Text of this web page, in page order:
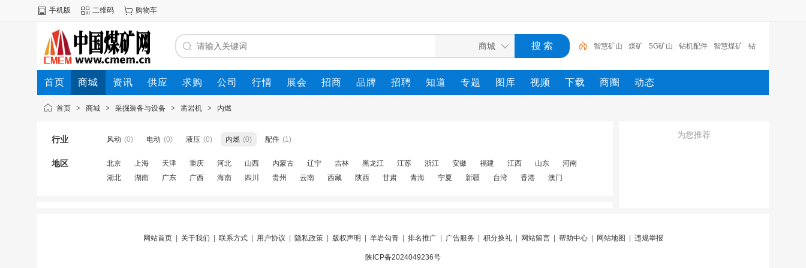
手机版 二维码 购物车
智慧矿山 煤矿 5G矿山 钻机配件 智慧煤矿 钻
支护 劳保用品 风门 传感器
首页 商城 资讯 供应 求购 公司 行情 展会 招商 品牌 招聘 知道 专题 图库 视频 下载 商圈 动态
首页 > 商城 > 采掘装备与设备 > 凿岩机 > 内燃
行业 风动 (0) 电动 (0) 液压 (0) 内燃 (0) 配件 (1)
地区 北京 上海 天津 重庆 河北 山西 内蒙古 辽宁 吉林 黑龙江 江苏 浙江 安徽 福建 江西 山东
河南
湖北
湖南 广东 广西 海南 四川 贵州 云南 西藏 陕西 甘肃 青海 宁夏 新疆 台湾 香港 澳门
为您推荐
网站首页| 关于我们 联系方式| 用户协议 隐私政策| 版权声明 羊岩勾青| 排名推广| 广告服务 积分换礼| 网站留言| 帮助中心| 网站地图 违规举报
陕ICP备2024049236号